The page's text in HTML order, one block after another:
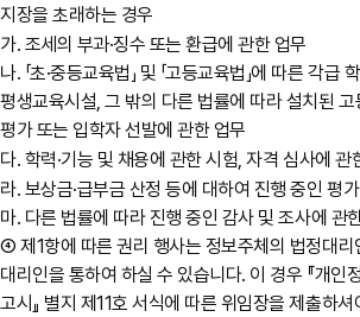
지장을 초래하는 경우
가. 조세의 부과·징수 또는 환급에 관한 업무
나. 「초·중등교육법」 및 「고등교육법」에 따른 각급
평생교육시설, 그 밖의 다른 법률에 따라 설치된
평가 또는 입학자 선발에 관한 업무
다. 학력·기능 및 채용에 관한 시험, 자격 심사에 관
라. 보상금·급부금 산정 등에 대하여 진행 중인 평
마. 다른 법률에 따라 진행 중인 감사 및 조사에 관
④ 제1항에 따른 권리 행사는 정보주체의 법정대리
대리인을 통하여 하실 수 있습니다. 이 경우 『개인
고시』 별지 제11호 서식에 따른 위임장을 제출하셔